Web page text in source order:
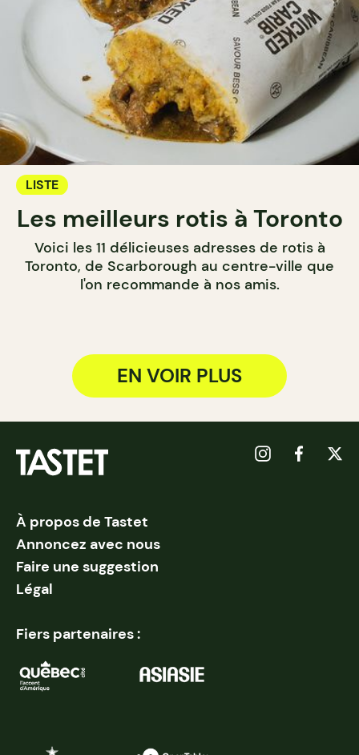
LISTE
Les meilleurs rotis à Toronto
Voici les 11 délicieuses adresses de rotis à
Toronto, de Scarborough au centre-ville que
l'on recommande à nos amis.
EN VOIR PLUS
À propos de Tastet
Annoncez avec nous
Faire une suggestion
Légal
Fiers partenaires :